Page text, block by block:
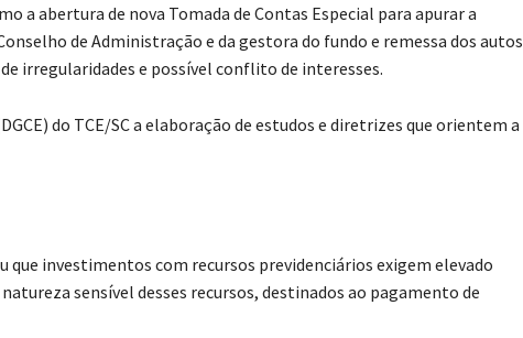
a abertura de nova Tomada de Contas Especial para apurar a
de Administração e da gestora do fundo e remessa dos autos
irregularidades e possível conflito de interesses.
do TCE/SC a elaboração de estudos e diretrizes que orientem a
investimentos com recursos previdenciários exigem elevado
sensível desses recursos, destinados ao pagamento de